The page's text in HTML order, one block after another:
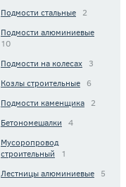
Подмости стальные
2
Подмости алюминиевые
10
Подмости на колесах
3
Козлы строительные 6
Подмости каменщика
2
Бетономешалки
4
Мусоропровод
строительный
1
Лестницы алюминиевые
5